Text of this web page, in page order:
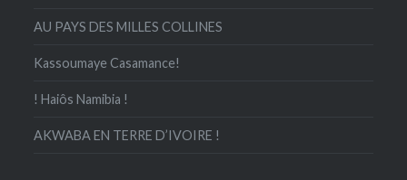
AU PAYS DES MILLES COLLINES
Kassoumaye Casamance!
! Haiôs Namibia !
AKWABA EN TERRE D’IVOIRE !